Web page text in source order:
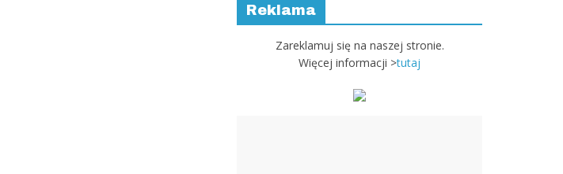
Reklama
Zareklamuj się na naszej stronie.
Więcej informacji >tutaj